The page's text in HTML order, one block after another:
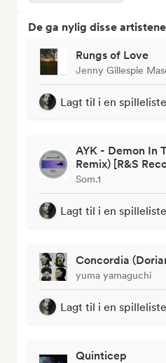
De ga nylig disse
Rungs of Love
Jenny Gillespie
Lagt til i en spilleliste
AYK - Demon In
Remix) [R&S
Som.1
Lagt til i en spilleliste
Concordia
yuma yamaguchi
Lagt til i en spilleliste
Quinticep